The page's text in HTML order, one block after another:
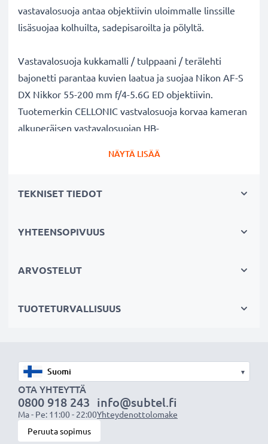
vastavalosuoja antaa objektiivin uloimmalle linssille
lisäsuojaa kolhuilta, sadepisaroilta ja pölyltä.
Vastavalosuoja kukkamalli / tulppaani / terälehti
bajonetti parantaa kuvien laatua ja suojaa Nikon AF-S
DX Nikkor 55-200 mm f/4-5.6G ED objektiivin.
Tuotemerkin CELLONIC vastvalosuoja korvaa kameran
alkuperäisen vastavalosuojan HB-
bajonetti tuotemerkiltä CELLONIC
✔ Lisää värien syvyyttä, kontrastia ja yksityiskohtia
✔ Suojaa linssiä sateelta, pölyltä sekä muilta tahroilta
vastavalosuojaa
✔ Vastavalosuoja muotokuva- ja teleobjektiiveille
✔ Voidaan yhdistää linssisuojukseen, objektiivin
suojukseen tai suotimiin
✔ Muotoiltu bajonetti-vastavalosuoja
NÄYTÄ LISÄÄ
TEKNISET TIEDOT
YHTEENSOPIVUUS
ARVOSTELUT
TUOTETURVALLISUUS
▾
OTA YHTEYTTÄ
0800 918 243
Ma - Pe: 11:00 - 22:00
info@subtel.fi
Yhteydenottolomake
Peruuta sopimus